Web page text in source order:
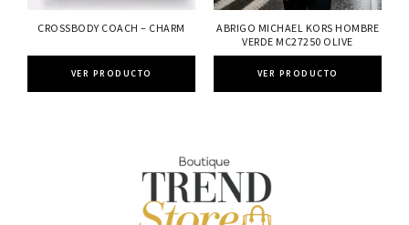
CROSSBODY COACH – CHARM
VER PRODUCTO
ABRIGO MICHAEL KORS HOMBRE
VERDE MC27250 OLIVE
VER PRODUCTO